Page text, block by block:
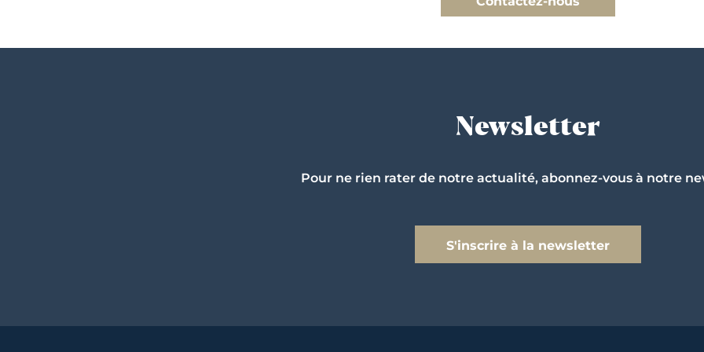
Newsletter
Pour ne rien rater de notre actualité, abonnez-vous à notre
S'inscrire à la newsletter